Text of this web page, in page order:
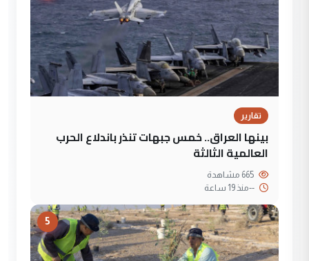
تقارير
بينها العراق.. خمس جبهات تنذر باندلاع الحرب
العالمية الثالثة
--منذ 19 ساعة
5